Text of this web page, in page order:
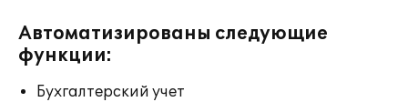
Автоматизированы следующие
функции:
Бухгалтерский учет